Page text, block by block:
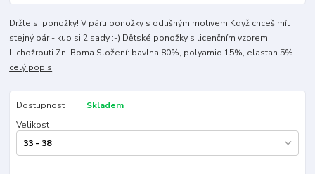
Držte si ponožky! V páru ponožky s odlišným motivem Když chceš mít
stejný pár - kup si 2 sady :-) Dětské ponožky s licenčním vzorem
Lichožrouti Zn. Boma Složení: bavlna 80%, polyamid 15%, elastan 5%...
celý popis
Dostupnost
Skladem
Velikost